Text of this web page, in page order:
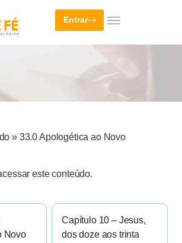
Entrar
» 33.0 Apologética ao Novo
este conteúdo.
Novo
Capítulo 10 – Jesus,
dos doze aos trinta